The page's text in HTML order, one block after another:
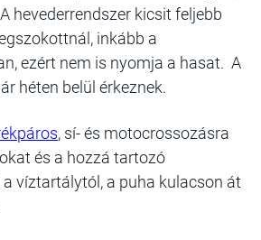
hevederrendszer kicsit feljebb
inkább a
ezért nem is nyomja a hasat. A
héten belül érkeznek.
, sí- és motocrossozásra
és a hozzá tartozó
víztartálytól, a puha kulacson át